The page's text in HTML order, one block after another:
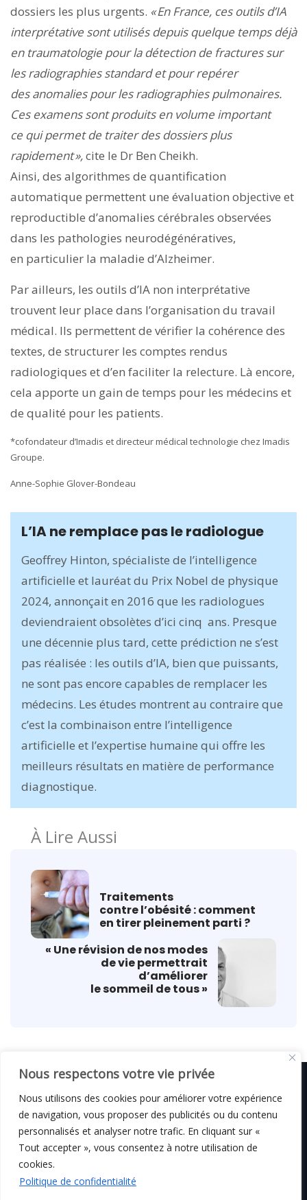
Nous respectons votre vie privée
Nous utilisons des cookies pour améliorer votre expérience
de navigation, vous proposer des publicités ou du contenu
personnalisés et analyser notre trafic. En cliquant sur «
Tout accepter », vous consentez à notre utilisation de
cookies.
Politique de confidentialité
dossiers les plus urgents. « En France, ces outils d’IA
interprétative sont utilisés depuis quelque temps déjà
en traumatologie pour la détection de fractures sur
les radiographies standard et pour repérer
des anomalies pour les radiographies pulmonaires.
Ces examens sont produits en volume important
ce qui permet de traiter des dossiers plus
rapidement »,cite le Dr Ben Cheikh.
Ainsi, des algorithmes de quantification
automatique permettent une évaluation objective et
reproductible d’anomalies cérébrales observées
dans les pathologies neurodégénératives,
en particulier la maladie d’Alzheimer.
Par ailleurs, les outils d’IA non interprétative
trouvent leur place dans l’organisation du travail
médical. Ils permettent de vérifier la cohérence des
textes, de structurer les comptes rendus
radiologiques et d’en faciliter la relecture. Là encore,
cela apporte un gain de temps pour les médecins et
de qualité pour les patients.
*cofondateur d’Imadis et directeur médical technologie chez Imadis
Groupe.
Anne-Sophie Glover-Bondeau
L’IA ne remplace pas le radiologue
Geoffrey Hinton, spécialiste de l’intelligence
artificielle et lauréat du Prix Nobel de physique
2024, annonçait en 2016 que les radiologues
deviendraient obsolètes d’ici cinq ans. Presque
une décennie plus tard, cette prédiction ne s’est
pas réalisée : les outils d’IA, bien que puissants,
ne sont pas encore capables de remplacer les
médecins. Les études montrent au contraire que
c’est la combinaison entre l’intelligence
artificielle et l’expertise humaine qui offre les
meilleurs résultats en matière de performance
diagnostique.
À Lire Aussi
Traitements
contre l’obésité : comment
en tirer pleinement parti ?
« Une révision de nos modes
de vie permettrait
d’améliorer
le sommeil de tous »
© C i E M2026
Mentions légales